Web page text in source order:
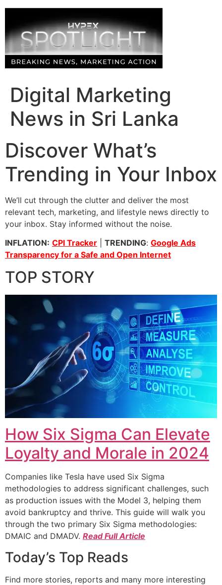
Skip
content
Digital Marketing
News in Sri Lanka
Discover What’s
Trending in Your Inbox
We’ll cut through the clutter and deliver the most
relevant tech, marketing, and lifestyle news directly to
your inbox. Stay informed without the noise.
INFLATION: CPI Tracker TRENDING: Google Ads
Transparency for a Safe and Open Internet
TOP STORY
How Six Sigma Can Elevate
Loyalty and Morale in 2024
Companies like Tesla have used Six Sigma
methodologies to address significant challenges, such
as production issues with the Model 3, helping them
avoid bankruptcy and thrive. This guide will walk you
through the two primary Six Sigma methodologies:
DMAIC and DMADV. Read Full Article
Today’s Top Reads
Find more stories, reports and many more interesting